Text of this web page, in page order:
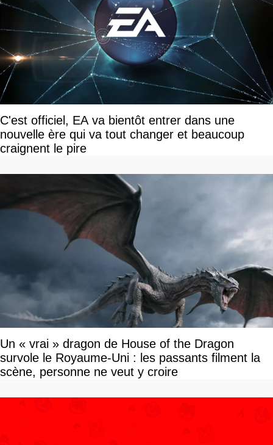
C'est officiel, EA va bientôt entrer dans une
nouvelle ère qui va tout changer et beaucoup
craignent le pire
Un « vrai » dragon de House of the Dragon
survole le Royaume-Uni : les passants filment la
scène, personne ne veut y croire